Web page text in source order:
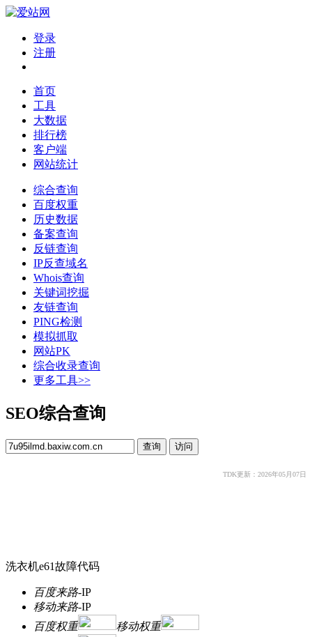
登录
注册
首页
工具
大数据
排行榜
客户端
网站统计
综合查询
百度权重
历史数据
备案查询
反链查询
IP反查域名
Whois查询
关键词挖掘
友链查询
PING检测
模拟抓取
网站PK
综合收录查询
更多工具>>
SEO综合查询
TDK更新：2026年05月07日
洗衣机e61故障代码
百度来路-IP
移动来路-IP
百度权重
移动权重